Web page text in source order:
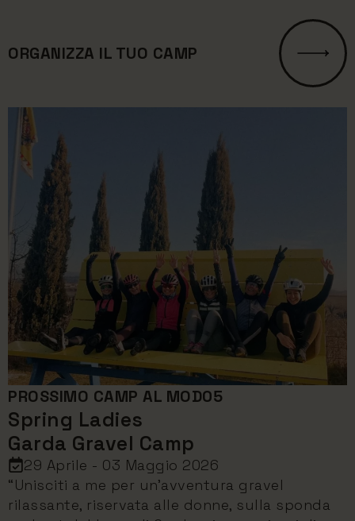
ORGANIZZA IL TUO CAMP
PROSSIMO CAMP AL MOD05
Spring Ladies
Garda Gravel Camp
29 Aprile - 03 Maggio 2026
“Unisciti a me per un’avventura gravel
rilassante, riservata alle donne, sulla sponda